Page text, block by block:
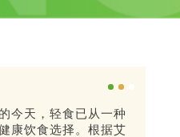
今天，轻食已从一种
康饮食选择。根据艾